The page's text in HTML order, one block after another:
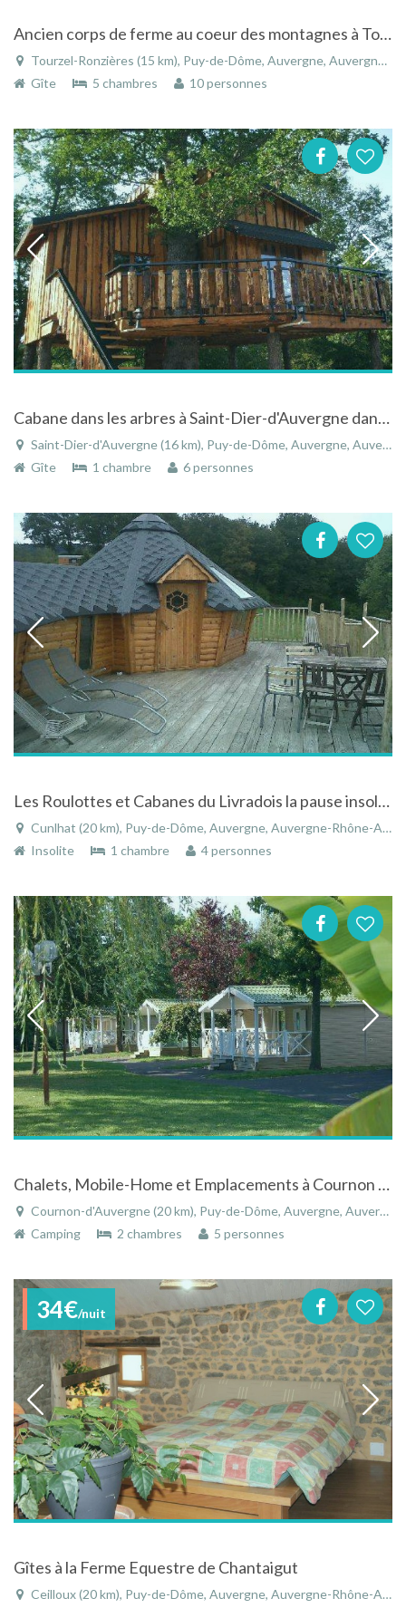
Ancien corps de ferme au coeur des montagnes à Tourzel-Ronzières - Puy-de-Dôme - Auvergne
Tourzel-Ronzières (15 km), Puy-de-Dôme, Auvergne, Auvergne-Rhône-Alpes, France
Gîte
5 chambres 10 personnes
Cabane dans les arbres à Saint-Dier-d'Auvergne dans le Puy-de-Dôme en Auvergne
Saint-Dier-d'Auvergne (16 km), Puy-de-Dôme, Auvergne, Auvergne-Rhône-Alpes, France
Gîte
1 chambre 6 personnes
Les Roulottes et Cabanes du Livradois la pause insolite au coeur du Livradois à Cunlhat en Auvergne
Cunlhat (20 km), Puy-de-Dôme, Auvergne, Auvergne-Rhône-Alpes, France
Insolite
1 chambre 4 personnes
Chalets, Mobile-Home et Emplacements à Cournon d'Auvergne dans le Puy-de-Dôme en Auvergne
Cournon-d'Auvergne (20 km), Puy-de-Dôme, Auvergne, Auvergne-Rhône-Alpes, France
Camping
2 chambres 5 personnes
34€/nuit
Gîtes à la Ferme Equestre de Chantaigut
Ceilloux (20 km), Puy-de-Dôme, Auvergne, Auvergne-Rhône-Alpes, France